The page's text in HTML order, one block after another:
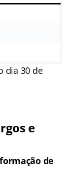
dia 30 de
e
de